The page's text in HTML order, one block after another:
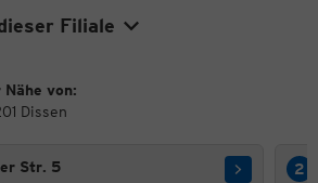
Filiale
von:
Dissen
Str. 5